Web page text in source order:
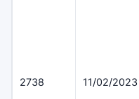
2738 11/02/2023